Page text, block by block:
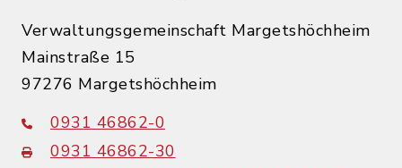
Verwaltungsgemeinschaft Margetshöchheim
Mainstraße 15
97276 Margetshöchheim
0931 46862-0
0931 46862-30